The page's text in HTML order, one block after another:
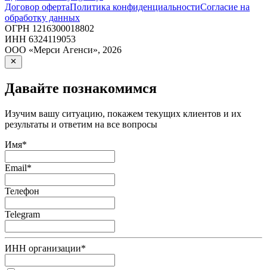
Договор офертаПолитика конфиденциальностиСогласие на
обработку данных
ОГРН 1216300018802
ИНН 6324119053
ООО «Мерси Агенси», 2026
Давайте познакомимся
Изучим вашу ситуацию, покажем текущих клиентов и их
результаты и ответим на все вопросы
Имя*
Email*
Телефон
Telegram
ИНН организации*